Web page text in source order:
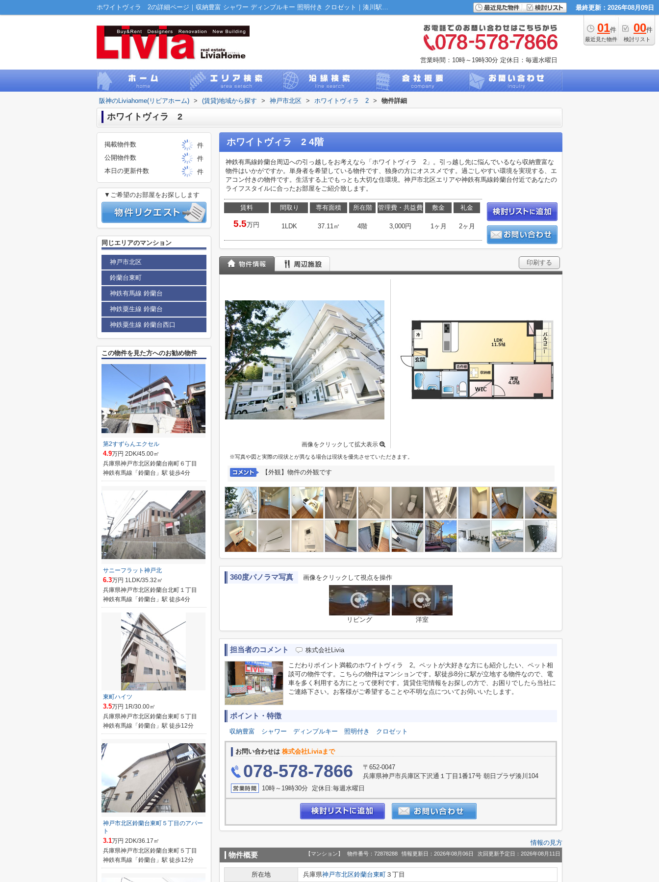
ホワイトヴィラ 2の詳細ページ｜収納豊富 シャワー ディンプルキー 照明付き クロゼット｜湊川駅の賃貸｜Liviahome(リビアホーム) 最終更新：2026年08月09日
01件
最近見た物件
00件
検討リスト
営業時間：10時～19時30分 定休日：毎週水曜日
阪神のLiviahome(リビアホーム) > (賃貸)地域から探す > 神戸市北区 > ホワイトヴィラ 2 > 物件詳細
ホワイトヴィラ 2
ホワイトヴィラ 2 4階
神鉄有馬線鈴蘭台周辺への引っ越しをお考えなら「ホワイトヴィラ 2」。引っ越し先に悩んでいるなら収納豊富な
物件はいかがですか。単身者を希望している物件です、独身の方にオススメです。過ごしやすい環境を実現する、エ
アコン付きの物件です。生活する上でもっとも大切な住環境。神戸市北区エリアや神鉄有馬線鈴蘭台付近であなたの
ライフスタイルに合ったお部屋をご紹介致します。
賃料
5.5万円
間取り
1LDK
専有面積
37.11㎡
所在階
4階
管理費・共益費
3,000円
敷金
1ヶ月
礼金
2ヶ月
印刷する
画像をクリックして拡大表示
※写真や図と実際の現状とが異なる場合は現状を優先させていただきます。
【外観】物件の外観です
360度パノラマ写真 画像をクリックして視点を操作
リビング 洋室
担当者のコメント 株式会社Livia
こだわりポイント満載のホワイトヴィラ 2。ペットが大好きな方にも紹介したい、ペット相
談可の物件です。こちらの物件はマンションです。駅徒歩8分に駅が立地する物件なので、電
車を多く利用する方にとって便利です。賃貸住宅情報をお探しの方で、お困りでしたら当社に
ご連絡下さい。お客様がご希望することや不明な点についてお伺いいたします。
ポイント・特徴
収納豊富 シャワー ディンプルキー 照明付き クロゼット
お問い合わせは 株式会社Liviaまで
078-578-7866
〒652-0047
兵庫県神戸市兵庫区下沢通１丁目1番17号 朝日プラザ湊川104
10時～19時30分 定休日:毎週水曜日
情報の見方
物件概要 【マンション】 物件番号：72878288 情報更新日：2026年08月06日 次回更新予定日：2026年08月11日
所在地 兵庫県神戸市北区鈴蘭台東町 ３丁目
掲載物件数
件
公開物件数
件
本日の更新件数
件
▼ご希望のお部屋をお探しします
同じエリアのマンション
神戸市北区
鈴蘭台東町
神鉄有馬線 鈴蘭台
神鉄粟生線 鈴蘭台
神鉄粟生線 鈴蘭台西口
この物件を見た方へのお勧め物件
第2すずらんエクセル
4.9万円 2DK/45.00㎡
兵庫県神戸市北区鈴蘭台南町６丁目
神鉄有馬線「鈴蘭台」駅 徒歩4分
サニーフラット神戸北
6.3万円 1LDK/35.32㎡
兵庫県神戸市北区鈴蘭台北町１丁目
神鉄有馬線「鈴蘭台」駅 徒歩4分
東町ハイツ
3.5万円 1R/30.00㎡
兵庫県神戸市北区鈴蘭台東町５丁目
神鉄有馬線「鈴蘭台」駅 徒歩12分
神戸市北区鈴蘭台東町５丁目のアパー
ト
3.1万円 2DK/36.17㎡
兵庫県神戸市北区鈴蘭台東町５丁目
神鉄有馬線「鈴蘭台」駅 徒歩12分